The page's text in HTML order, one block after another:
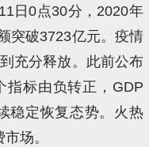
日0点30分，2020年
突破3723亿元。疫情
充分释放。此前公布
指标由负转正，GDP
稳定恢复态势。火热
场。